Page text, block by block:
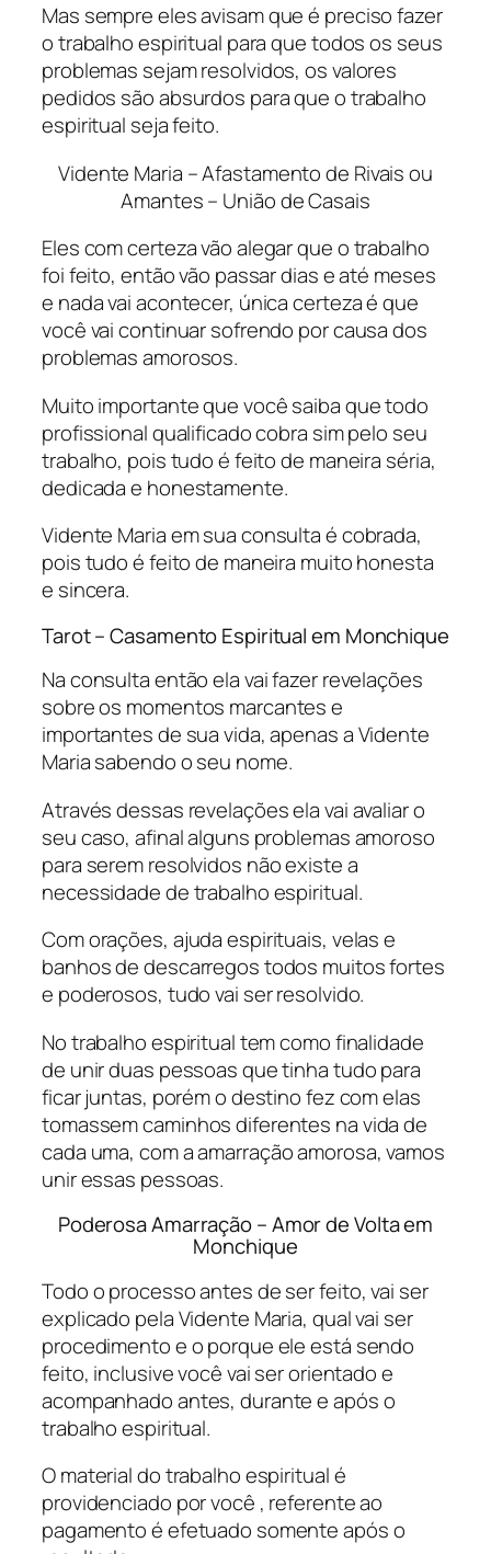
Mas sempre eles avisam que é preciso fazer
o trabalho espiritual para que todos os seus
problemas sejam resolvidos, os valores
pedidos são absurdos para que o trabalho
espiritual seja feito.
Vidente Maria – Afastamento de Rivais ou
Amantes – União de Casais
Eles com certeza vão alegar que o trabalho
foi feito, então vão passar dias e até meses
e nada vai acontecer, única certeza é que
você vai continuar sofrendo por causa dos
problemas amorosos.
Muito importante que você saiba que todo
profissional qualificado cobra sim pelo seu
trabalho, pois tudo é feito de maneira séria,
dedicada e honestamente.
Vidente Maria em sua consulta é cobrada,
pois tudo é feito de maneira muito honesta
e sincera.
Tarot – Casamento Espiritual em Monchique
Na consulta então ela vai fazer revelações
sobre os momentos marcantes e
importantes de sua vida, apenas a Vidente
Maria sabendo o seu nome.
Através dessas revelações ela vai avaliar o
seu caso, afinal alguns problemas amoroso
para serem resolvidos não existe a
necessidade de trabalho espiritual.
Com orações, ajuda espirituais, velas e
banhos de descarregos todos muitos fortes
e poderosos, tudo vai ser resolvido.
No trabalho espiritual tem como finalidade
de unir duas pessoas que tinha tudo para
ficar juntas, porém o destino fez com elas
tomassem caminhos diferentes na vida de
cada uma, com a amarração amorosa, vamos
unir essas pessoas.
Poderosa Amarração – Amor de Volta em
Monchique
Todo o processo antes de ser feito, vai ser
explicado pela Vidente Maria, qual vai ser
procedimento e o porque ele está sendo
feito, inclusive você vai ser orientado e
acompanhado antes, durante e após o
trabalho espiritual.
O material do trabalho espiritual é
providenciado por você , referente ao
pagamento é efetuado somente após o